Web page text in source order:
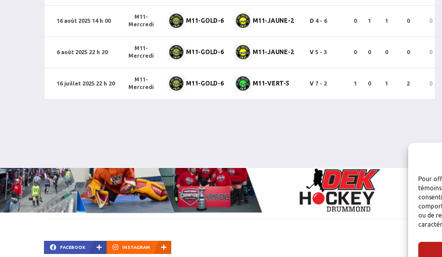
Pour
ou de
16 août 2025 14 h 00
M11-
Mercredi
M11-GOLD-6 M11-JAUNE-2 D 4 - 6 0 1 1 0 0
6 août 2025 22 h 20
M11-
Mercredi
M11-GOLD-6 M11-JAUNE-2 V 5 - 3 0 0 0 0 0
16 juillet 2025 22 h 20
M11-
Mercredi
M11-GOLD-6 M11-VERT-5 V 7 - 2 1 0 1 2 0
FACEBOOK INSTAGRAM